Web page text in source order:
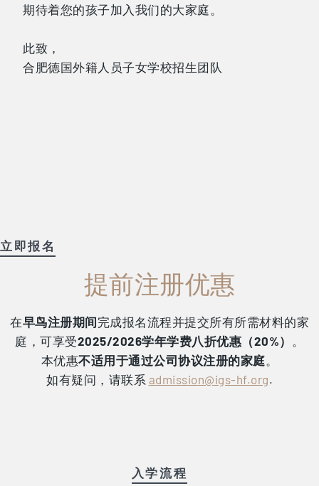
期待着您的孩子加入我们的大家庭。
此致，
合肥德国外籍人员子女学校招生团队
立即报名
提前注册优惠
在早鸟注册期间完成报名流程并提交所有所需材料的家
庭，可享受2025/2026学年学费八折优惠（20%）
本优惠不适用于通过公司协议注册的家庭
如有疑问，请联系 admission@igs-hf.org.
入学流程